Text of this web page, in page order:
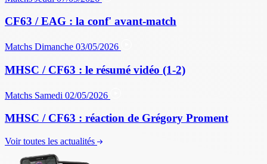
CF63 / EAG : la conf' avant-match
Matchs Dimanche 03/05/2026
MHSC / CF63 : le résumé vidéo (1-2)
Matchs Samedi 02/05/2026
MHSC / CF63 : réaction de Grégory Proment
Voir toutes les actualités